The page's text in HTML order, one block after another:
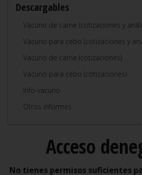
Descargables
Vacuno de carne (cotizaciones y
Vacuno para cebo (cotizaciones y
Vacuno de carne (cotizaciones)
Vacuno para cebo (cotizaciones)
Info-vacuno
Otros informes
Acceso
No tienes permisos suficientes